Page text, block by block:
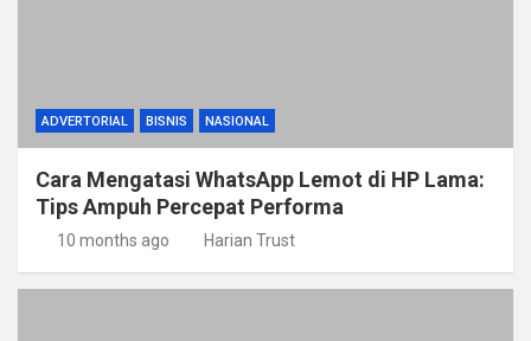
ADVERTORIAL BISNIS NASIONAL
Cara Mengatasi WhatsApp Lemot di HP Lama:
Tips Ampuh Percepat Performa
10 months ago Harian Trust